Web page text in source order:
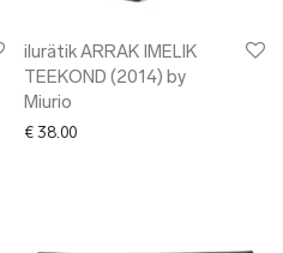
ilurätik ARRAK IMELIK
TEEKOND (2014) by
Miurio
€ 38.00